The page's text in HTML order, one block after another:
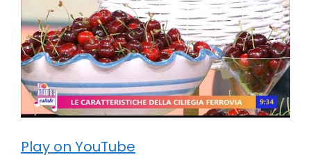
Play on YouTube